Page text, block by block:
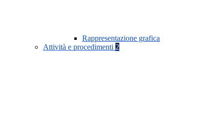
Rappresentazione grafica
Attività e procedimenti 2